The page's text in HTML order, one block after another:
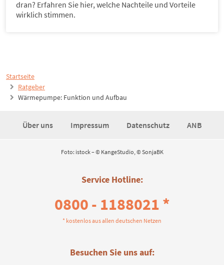
Startseite
Ratgeber
Wärmepumpe: Funktion und Aufbau
dran? Erfahren Sie hier, welche Nachteile und Vorteile
wirklich stimmen.
Über uns Impressum Datenschutz ANB
Foto: istock – © KangeStudio, © SonjaBK
Service Hotline:
0800 - 1188021 *
* kostenlos aus allen deutschen Netzen
Besuchen Sie uns auf: